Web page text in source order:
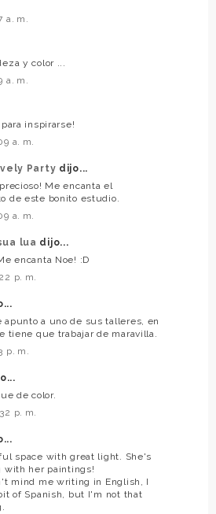
a. m.
y color ...
a. m.
inspirarse!
a. m.
Party dijo...
Me encanta el
de este bonito estudio.
a. m.
lua dijo...
encanta Noe! :D
p. m.
apunto a uno de sus talleres, en
tiene que trabajar de maravilla.
p. m.
de color.
p. m.
space with great light. She's
with her paintings!
mind me writing in English, I
of Spanish, but I'm not that